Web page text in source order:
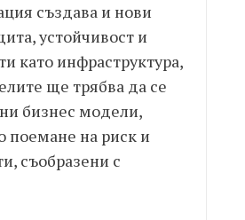
създава и нови
устойчивост и
като инфраструктура,
ще трябва да се
бизнес модели,
поемане на риск и
съобразени с